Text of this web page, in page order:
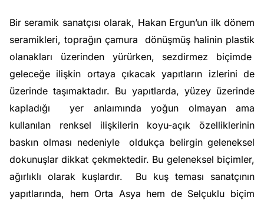
Bir seramik sanatçısı olarak, Hakan Ergun’un ilk dönem
seramikleri, toprağın çamura dönüşmüş halinin plastik
olanakları üzerinden yürürken, sezdirmez biçimde
geleceğe ilişkin ortaya çıkacak yapıtların izlerini de
üzerinde taşımaktadır. Bu yapıtlarda, yüzey üzerinde
kapladığı yer anlaımında yoğun olmayan ama
kullanılan renksel ilişkilerin koyu-açık özelliklerinin
baskın olması nedeniyle oldukça belirgin geleneksel
dokunuşlar dikkat çekmektedir. Bu geleneksel biçimler,
ağırlıklı olarak kuşlardır. Bu kuş teması sanatçının
yapıtlarında, hem Orta Asya hem de Selçuklu biçim